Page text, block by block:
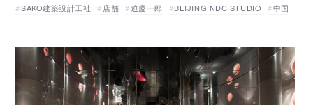
SAKO建築設計工社
店舗 迫慶一郎 BEIJING NDC STUDIO 中国